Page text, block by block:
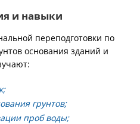
и навыки
переподготовки по
основания зданий и
грунтов;
проб воды;